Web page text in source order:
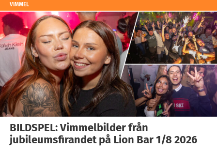
VIMMEL
BILDSPEL: Vimmelbilder från
jubileumsfirandet på Lion Bar 1/8 2026